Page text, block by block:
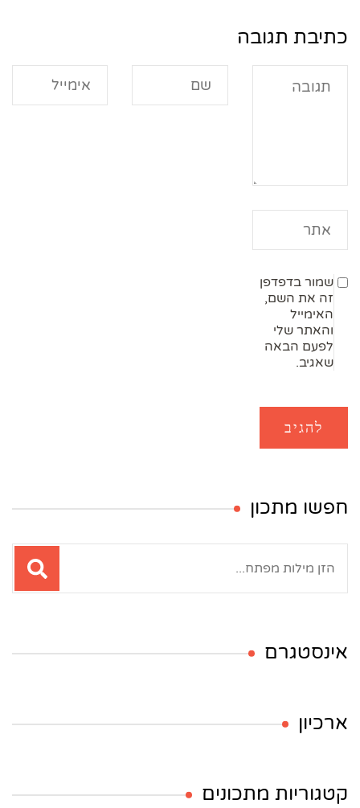
כתיבת תגובה
שמור בדפדפן
זה את השם,
האימייל
והאתר שלי
לפעם הבאה
שאגיב.
חפשו מתכון
אינסטגרם
ארכיון
קטגוריות מתכונים